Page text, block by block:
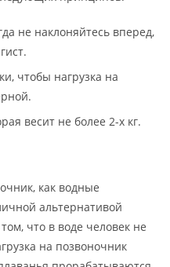
не наклоняйтесь вперед,
чтобы нагрузка на
весит не более 2-х кг.
как водные
альтернативой
что в воде человек не
на позвоночник